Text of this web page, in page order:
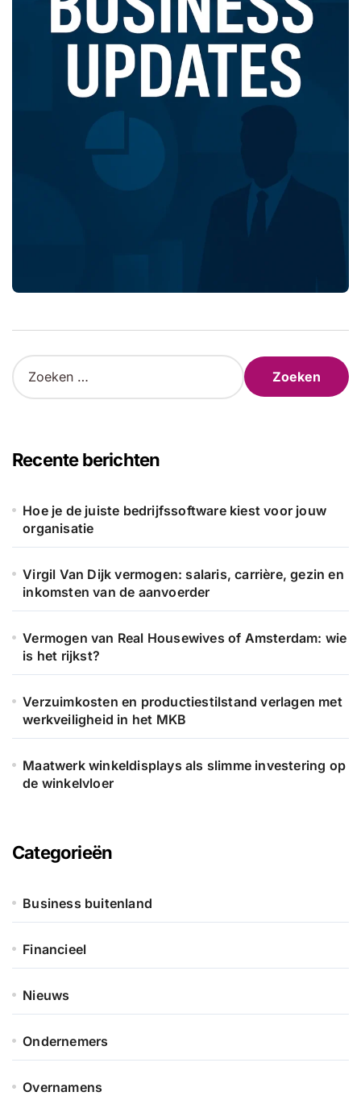
Z
o
n
n
a
Recente berichten
Hoe je de juiste bedrijfssoftware kiest voor jouw
organisatie
Virgil Van Dijk vermogen: salaris, carrière, gezin en
inkomsten van de aanvoerder
Vermogen van Real Housewives of Amsterdam: wie
is het rijkst?
Verzuimkosten en productiestilstand verlagen met
werkveiligheid in het MKB
Maatwerk winkeldisplays als slimme investering op
de winkelvloer
Categorieën
Business buitenland
Financieel
Nieuws
Ondernemers
Overnamens